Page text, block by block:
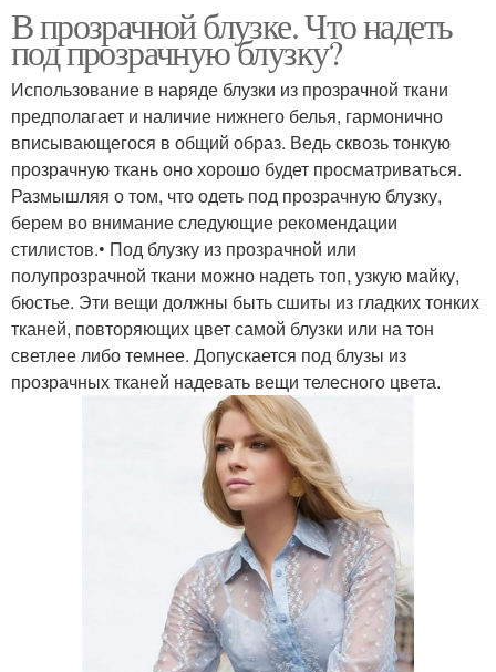
В прозрачной блузке. Что надеть
под прозрачную блузку?
Использование в наряде блузки из прозрачной ткани
предполагает и наличие нижнего белья, гармонично
вписывающегося в общий образ. Ведь сквозь тонкую
прозрачную ткань оно хорошо будет просматриваться.
Размышляя о том, что одеть под прозрачную блузку,
берем во внимание следующие рекомендации
стилистов.• Под блузку из прозрачной или
полупрозрачной ткани можно надеть топ, узкую майку,
бюстье. Эти вещи должны быть сшиты из гладких тонких
тканей, повторяющих цвет самой блузки или на тон
светлее либо темнее. Допускается под блузы из
прозрачных тканей надевать вещи телесного цвета.